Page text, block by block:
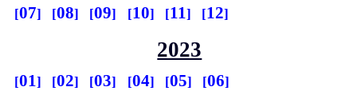
07
08 09 10 11 12
2023
01 02 03 04 05
06